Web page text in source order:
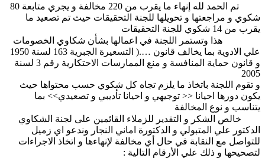
تم الحمد لله إنهاء ما يقرب من 220 مخالفة و يجري متابعة 80
شكوي و مراجعتها و تحويلها للجنة التحقيقات حيث تم تصعيد ما
يقرب من 14 شكوي للجنة التحقيقات
هذا وتستمر اللجنة في اعمالها بشأن شكاوي الخصومات
علي الادوية بما يخالف قانون ….( التسعيرة الجبرية 163 لسنة 1950
و قانون حماية المنافسة و منع الممارسات الاحتكارية رقم 3 لسنة
2005
و تقوم اللجنة باتخاذ ما يلزم تجاه كل شكوي حسب محتواها حيث
يكون دورها احيانا << توجيهي و احيانا تأديبي و تصعيدي>> بما
يتناسب و نوع المخالفة
خالص الشكر و التقدير للزملاء القائمين على لجنة الشكاوي
الدكتور علي المتبولي و الدكتورة اماني النجار وندعو اي زميل
للتواصل مع النقابة في حال أي مخالفة لإنهاءها و اتخاذ الاجراءات
لتصحيحها و ذلك علي الأرقام التالية :